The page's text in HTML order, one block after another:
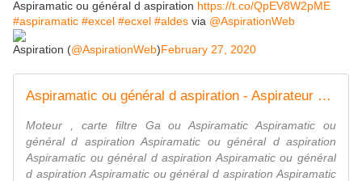
Aspiramatic ou général d aspiration https://t.co/QpEV8W2pME
#aspiramatic #excel #ecxel #aldes via @AspirationWeb
Aspiration (@AspirationWeb)February 27, 2020
Aspiramatic ou général d aspiration - Aspirateur centralisé
Moteur , carte filtre Ga ou Aspiramatic Aspiramatic ou
général d aspiration Aspiramatic ou général d aspiration
Aspiramatic ou général d aspiration Aspiramatic ou général
d aspiration Aspiramatic ou général d aspiration Aspiramatic